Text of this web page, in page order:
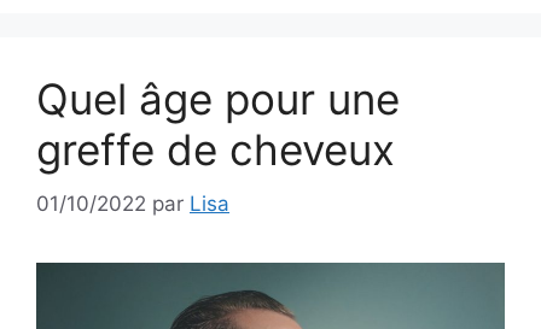
Quel âge pour une
greffe de cheveux
01/10/2022 par Lisa